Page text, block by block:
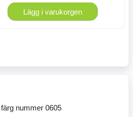
Lägg i varukorgen
nummer 0605